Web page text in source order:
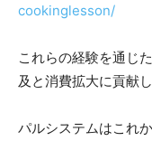
cookinglesson/
これらの経験を通じ
及と消費拡大に貢献
パルシステムはこれ